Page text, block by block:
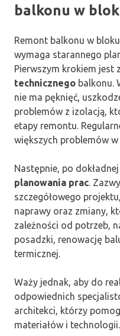
balkonu w
Remont balkonu w
wymaga starannego
Pierwszym krokiem jest
technicznego balkonu.
nie ma pęknięć,
problemów z izolacją,
etapy remontu.
większych problemów w
Następnie, po
planowania prac.
szczegółowego
naprawy oraz zmiany,
zależności od potrzeb,
posadzki, renowację
termicznej.
Waży jednak, aby do
odpowiednich
architekci, którzy
materiałów i technologii.